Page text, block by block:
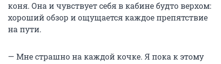
коня. Она и чувствует себя в кабине будто верхом:
хороший обзор и ощущается каждое препятствие
на пути.
— Мне страшно на каждой кочке. Я пока к этому